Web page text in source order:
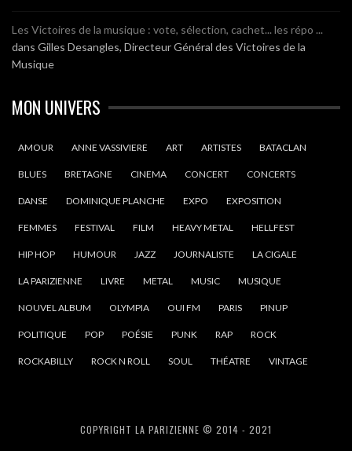
Les Victoires de la musique : vote, sélection, cachet... les répo ...
dans Gilles Desangles, Directeur Général des Victoires de la
Musique
MON UNIVERS
AMOUR ANNE VASSIVIERE ART ARTISTES BATACLAN
BLUES BRETAGNE CINEMA CONCERT CONCERTS
DANSE DOMINIQUE PLANCHE EXPO EXPOSITION
FEMMES FESTIVAL FILM HEAVY METAL HELLFEST
HIP HOP HUMOUR JAZZ JOURNALISTE LA CIGALE
LA PARIZIENNE LIVRE METAL MUSIC MUSIQUE
NOUVEL ALBUM OLYMPIA OUI FM PARIS PINUP
POLITIQUE POP POÉSIE PUNK RAP ROCK
ROCKABILLY ROCK N ROLL SOUL THÉATRE VINTAGE
COPYRIGHT LA PARIZIENNE © 2014 - 2021